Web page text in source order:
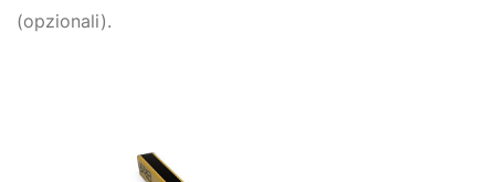
(opzionali).